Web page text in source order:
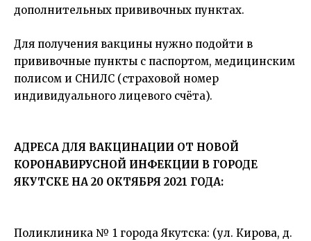
дополнительных прививочных пунктах.
Для получения вакцины нужно подойти в
прививочные пункты с паспортом, медицинским
полисом и СНИЛС (страховой номер
индивидуального лицевого счёта).
АДРЕСА ДЛЯ ВАКЦИНАЦИИ ОТ НОВОЙ
КОРОНАВИРУСНОЙ ИНФЕКЦИИ В ГОРОДЕ
ЯКУТСКЕ НА 20 ОКТЯБРЯ 2021 ГОДА:
Поликлиника № 1 города Якутска: (ул. Кирова, д.